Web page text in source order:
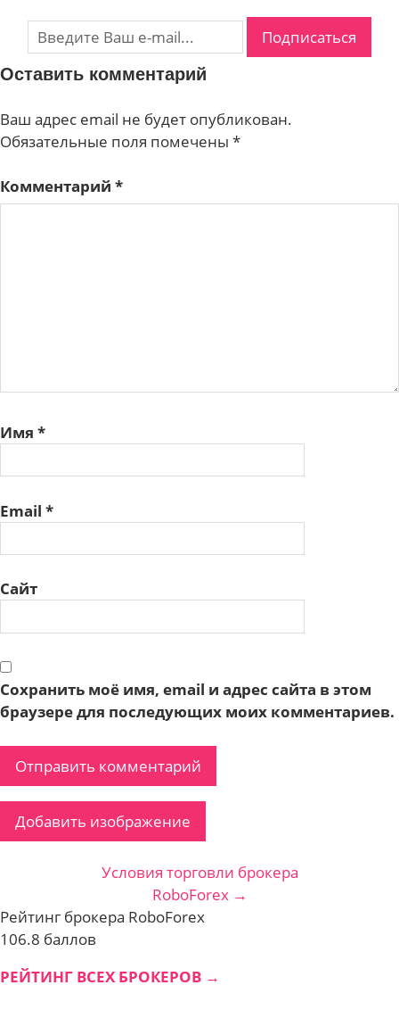
Оставить комментарий
Ваш адрес email не будет опубликован.
Обязательные поля помечены *
Комментарий *
Имя *
Email *
Сайт
Сохранить моё имя, email и адрес сайта в этом
браузере для последующих моих комментариев.
Добавить изображение
Условия торговли брокера
RoboForex →
Рейтинг брокера RoboForex
106.8 баллов
РЕЙТИНГ ВСЕХ БРОКЕРОВ →